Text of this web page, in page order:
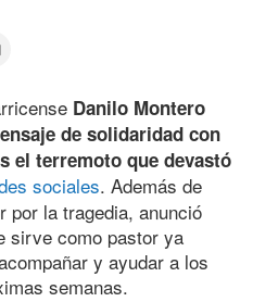
Danilo Montero
de solidaridad con
el terremoto que devastó
sociales. Además de
por la tragedia, anunció
sirve como pastor ya
y ayudar a los
semanas.